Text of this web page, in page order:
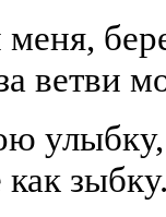
ветви
улыбку,